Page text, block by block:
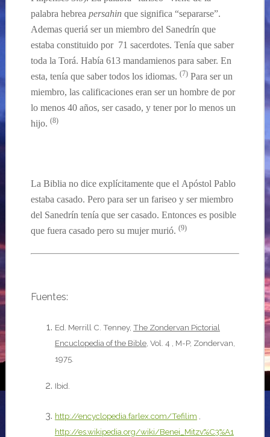
palabra hebrea persahinque significa “separarse”.
Ademas queriá ser un miembro del Sanedrín que
estaba constituido por 71 sacerdotes. Tenía que saber
toda la Torá. Había 613 mandamienos para saber. En
esta, tenía que saber todos los idiomas. (7) Para ser un
miembro, las calificaciones eran ser un hombre de por
lo menos 40 años, ser casado, y tener por lo menos un
hijo. (8)
La Biblia no dice explícitamenteque el Apóstol Pablo
estaba casado. Pero para ser un fariseo y ser miembro
del Sanedrín tenía que ser casado. Entonces es posible
que fuera casado pero su mujer murió. (9)
Fuentes:
Ed. Merrill C. Tenney, The Zondervan Pictorial
Encuclopedia of the Bible, Vol. 4 , M-P, Zondervan,
1975.
Ibid.
http://encyclopedia.farlex.com/Tefilim
http://es.wikipedia.org/wiki/Benei_Mitzv%C3%A1